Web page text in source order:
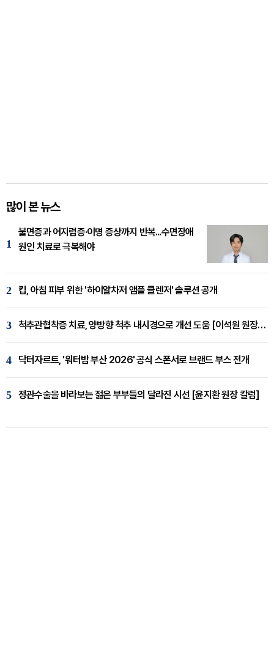
많이 본 뉴스
1
불면증과 어지럼증·이명 증상까지 반복...수면장애
원인 치료로 극복해야
2 킵, 아침 피부 위한 '하이알차저 앰플 클렌저' 솔루션 공개
3 척추관협착증 치료, 양방향 척추 내시경으로 개선 도움 [이석원 원장 칼럼]
4 닥터자르트, '워터밤 부산 2026' 공식 스폰서로 브랜드 부스 전개
5 정관수술을 바라보는 젊은 부부들의 달라진 시선 [윤지환 원장 칼럼]